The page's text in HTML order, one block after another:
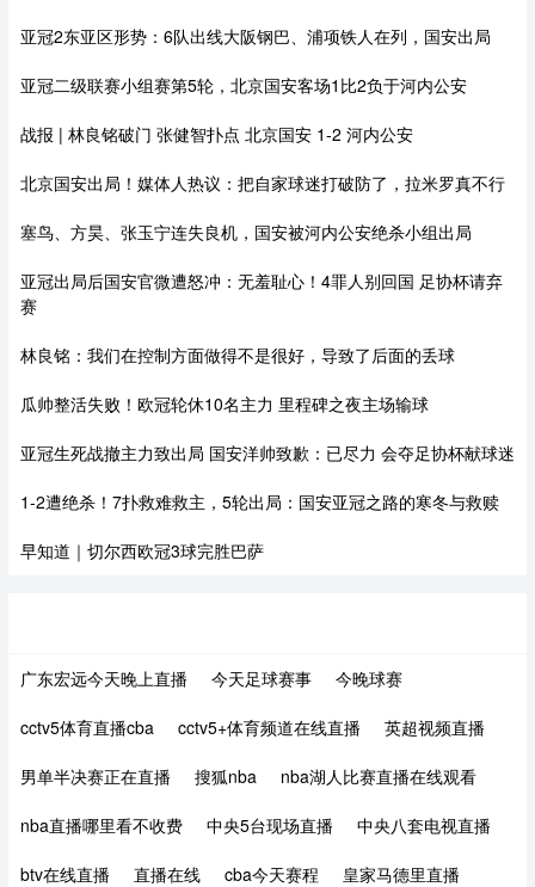
亚冠2东亚区形势：6队出线大阪钢巴、浦项铁人在列，国安出局
亚冠二级联赛小组赛第5轮，北京国安客场1比2负于河内公安
战报 | 林良铭破门 张健智扑点 北京国安 1-2 河内公安
北京国安出局！媒体人热议：把自家球迷打破防了，拉米罗真不行
塞鸟、方昊、张玉宁连失良机，国安被河内公安绝杀小组出局
亚冠出局后国安官微遭怒冲：无羞耻心！4罪人别回国 足协杯请弃
赛
林良铭：我们在控制方面做得不是很好，导致了后面的丢球
瓜帅整活失败！欧冠轮休10名主力 里程碑之夜主场输球
亚冠生死战撤主力致出局 国安洋帅致歉：已尽力 会夺足协杯献球迷
1-2遭绝杀！7扑救难救主，5轮出局：国安亚冠之路的寒冬与救赎
早知道｜切尔西欧冠3球完胜巴萨
广东宏远今天晚上直播 今天足球赛事 今晚球赛
cctv5体育直播cba cctv5+体育频道在线直播 英超视频直播
男单半决赛正在直播 搜狐nba nba湖人比赛直播在线观看
nba直播哪里看不收费 中央5台现场直播 中央八套电视直播
btv在线直播 直播在线 cba今天赛程 皇家马德里直播